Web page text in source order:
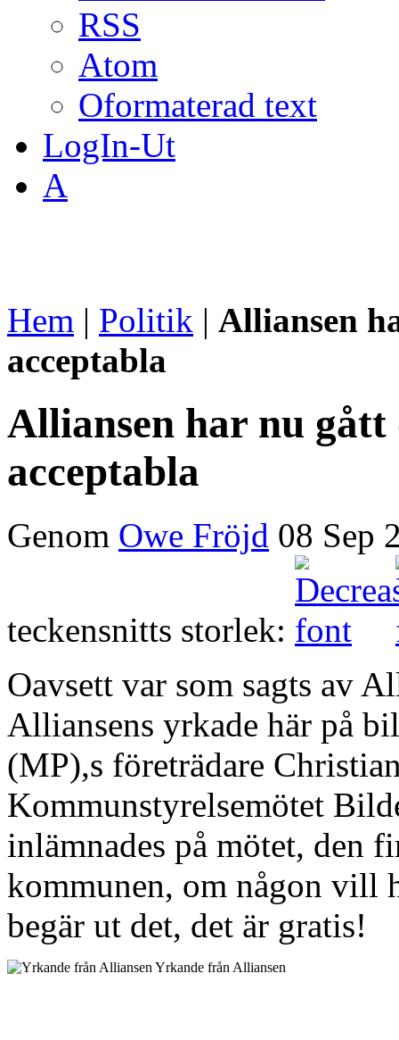
RSS
Atom
Oformaterad text
LogIn-Ut
A
Hem | Politik | Alliansen
acceptabla
Alliansen har nu
acceptabla
Genom Owe Fröjd 08 Sep
teckensnitts storlek:
Oavsett var som sagts av
Alliansens yrkade här på
(MP),s företrädare
Kommunstyrelsemötet
inlämnades på mötet, den
kommunen, om någon vill
begär ut det, det är gratis!
Yrkande från Alliansen